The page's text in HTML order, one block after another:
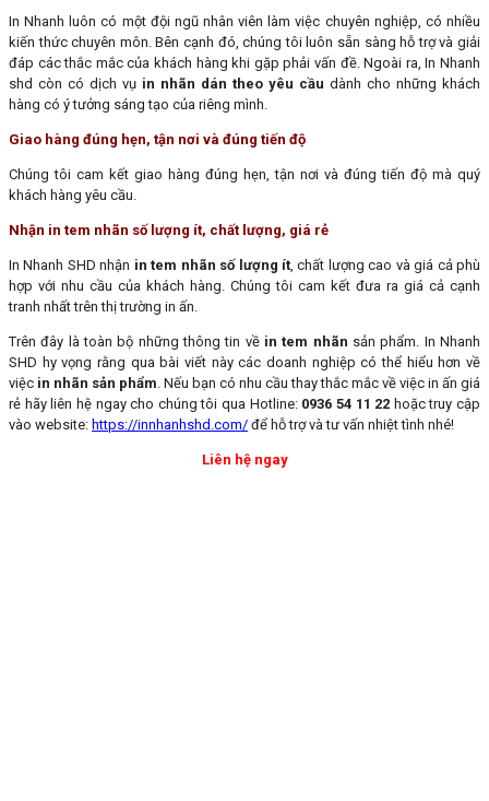
In Nhanh luôn có một đội ngũ nhân viên làm việc chuyên nghiệp, có nhiều
kiến thức chuyên môn. Bên cạnh đó, chúng tôi luôn sẵn sàng hỗ trợ và giải
đáp các thắc mắc của khách hàng khi gặp phải vấn đề. Ngoài ra, In Nhanh
shd còn có dịch vụ in nhãn dán theo yêu cầu dành cho những khách
hàng có ý tưởng sáng tạo của riêng mình.
Giao hàng đúng hẹn, tận nơi và đúng tiến độ
Chúng tôi cam kết giao hàng đúng hẹn, tận nơi và đúng tiến độ mà quý
khách hàng yêu cầu.
Nhận in tem nhãn số lượng ít, chất lượng, giá rẻ
In Nhanh SHD nhận in tem nhãn số lượng ít, chất lượng cao và giá cả phù
hợp với nhu cầu của khách hàng. Chúng tôi cam kết đưa ra giá cả cạnh
tranh nhất trên thị trường in ấn.
Trên đây là toàn bộ những thông tin vềin tem nhãn sản phẩm. In Nhanh
SHD hy vọng rằng qua bài viết này các doanh nghiệp có thể hiểu hơn về
việc in nhãn sản phẩm. Nếu bạn có nhu cầu thay thắc mắc về việc in ấn giá
rẻ hãy liên hệ ngay cho chúng tôi qua Hotline: 0936 54 11 22 hoặc truy cập
vào website: https://innhanhshd.com/ để hỗ trợ và tư vấn nhiệt tình nhé!
Liên hệ ngay